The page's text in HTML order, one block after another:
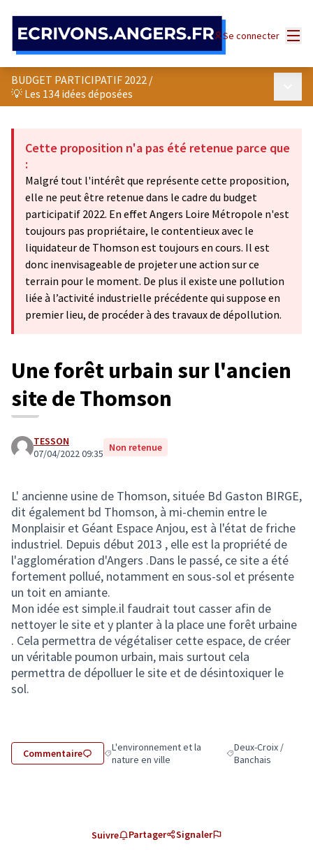
Se connecter
BUDGET PARTICIPATIF 2022 /
💡 Les 134 idées déposées
Cette proposition n'a pas été retenue parce que
:
Malgré tout l'intérêt que représente cette proposition,
elle ne peut être retenue dans le cadre du budget
participatif 2022. En effet Angers Loire Métropole n'est
toujours pas propriétaire, le contentieux avec le
liquidateur de Thomson est toujours en cours. Il est
donc inenvisageable de projeter une action sur ce
terrain pour le moment. De plus il existe une pollution
liée à l’activité industrielle précédente qui suppose en
premier lieu, de procéder à des travaux de dépollution.
Une forêt urbain sur l'ancien
site de Thomson
TESSON
07/04/2022 09:35 Non retenue
L' ancienne usine de Thomson, située Bd Gaston BIRGE,
dit également bd Thomson, à mi-chemin entre le
Monplaisir et Géant Espace Anjou, est à l'état de friche
industriel. Depuis début 2013 , elle est la propriété de
l'agglomération d'Angers .Dans le passé, ce site a été
fortement pollué, notamment en sous-sol et présente
un toit en amiante.
Mon idée est simple.il faudrait tout casser afin de
nettoyer le site et y planter à la place une forêt urbaine
. Cela permettra de végétaliser cette espace, de créer
un véritable poumon urbain, mais surtout cela
permettra de dépolluer le site et de désintoxiquer le
sol.
Commentaire Filtrer les résultats de la catégorie :
L'environnement et la
nature en ville
Filtrer les résultats
Deux-Croix /
Banchais
Suivre Partager Signaler